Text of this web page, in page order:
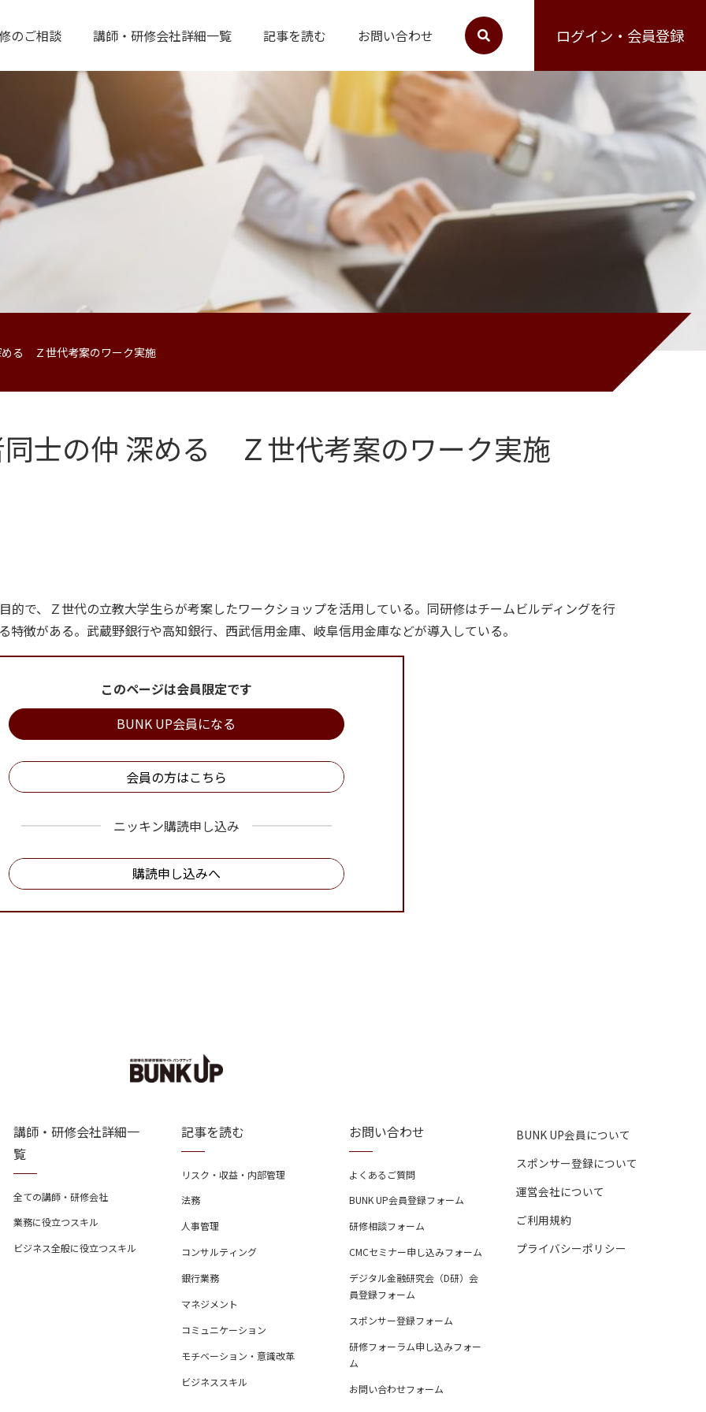
のご相談 講師・研修会社詳細一覧 記事を読む お問い合わせ ログイン・会員登録
る Ｚ世代考案のワーク実施
士の仲 深める Ｚ世代考案のワーク実施
的で、Ｚ世代の立教大学生らが考案したワークショップを活用している。同研修はチームビルディングを行
徴がある。武蔵野銀行や高知銀行、西武信用金庫、岐阜信用金庫などが導入している。
このページは会員限定です
BUNK UP会員になる
会員の方はこちら
ニッキン購読申し込み
購読申し込みへ
講師・研修会社詳細一
覧
全ての講師・研修会社
業務に役立つスキル
ビジネス全般に役立つスキル
記事を読む
リスク・収益・内部管理
法務
人事管理
コンサルティング
銀行業務
マネジメント
コミュニケーション
モチベーション・意識改革
ビジネススキル
お問い合わせ
よくあるご質問
BUNK UP会員登録フォーム
研修相談フォーム
CMCセミナー申し込みフォーム
デジタル金融研究会（D研）会
員登録フォーム
スポンサー登録フォーム
研修フォーラム申し込みフォー
ム
お問い合わせフォーム
BUNK UP会員について
スポンサー登録について
運営会社について
ご利用規約
プライバシーポリシー